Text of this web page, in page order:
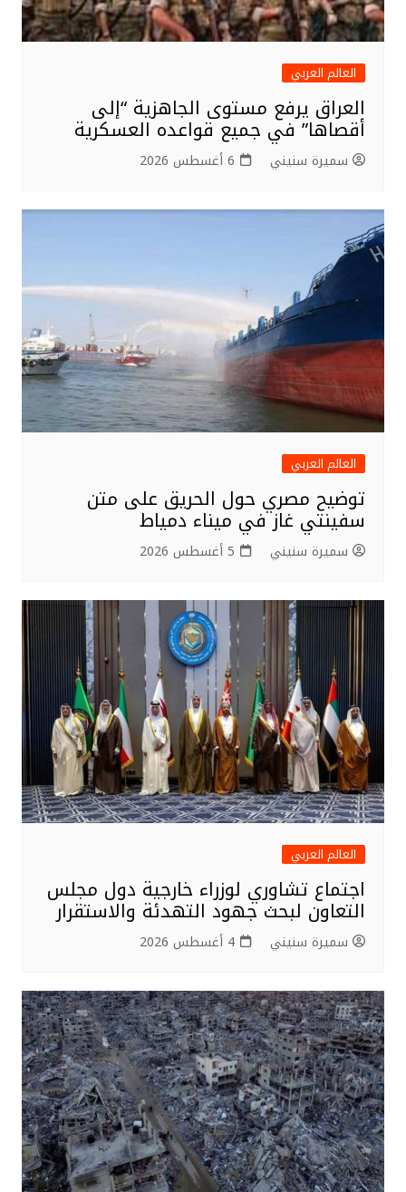
العالم العربي
العراق يرفع مستوى الجاهزية “إلى
أقصاها” في جميع قواعده العسكرية
سميرة سنيني 6 أغسطس 2026
العالم العربي
توضيح مصري حول الحريق على متن
سفينتي غاز في ميناء دمياط
سميرة سنيني 5 أغسطس 2026
العالم العربي
اجتماع تشاوري لوزراء خارجية دول مجلس
التعاون لبحث جهود التهدئة والاستقرار
سميرة سنيني 4 أغسطس 2026